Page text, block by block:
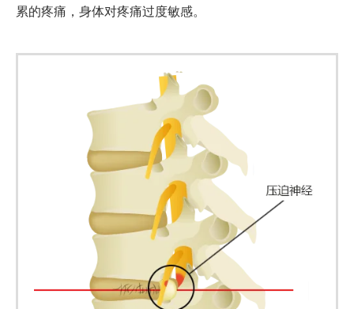
累的疼痛，身体对疼痛过度敏感。